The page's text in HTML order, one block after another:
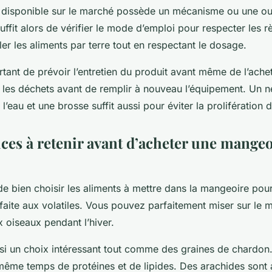
sur le marché possède un mécanisme ou une
alors de vérifier le mode d’emploi pour respecter les
les aliments par terre tout en respectant le dosage.
de prévoir l’entretien du produit avant même de
déchets avant de remplir à nouveau l’équipement. Un
et une brosse suffit aussi pour éviter la prolifération
à retenir avant d’acheter une
bien choisir les aliments à mettre dans la mangeoire
aux volatiles. Vous pouvez parfaitement miser sur le
oiseaux pendant l’hiver.
un choix intéressant tout comme des graines de
temps de protéines et de lipides. Des arachides sont